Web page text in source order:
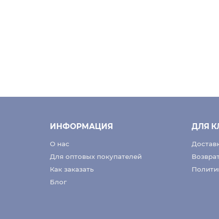
ИНФОРМАЦИЯ
О нас
Для оптовых покупателей
Как заказать
Блог
ДЛЯ